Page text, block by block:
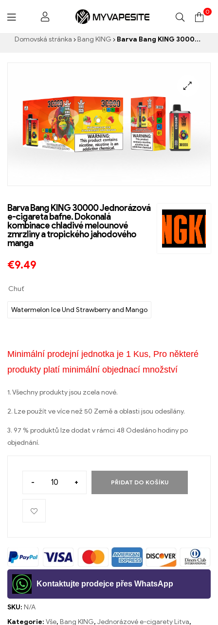
Myvapesite.de
0
Domovská stránka Bang KING Barva Bang KING 30000 Jednorázová e-cigareta bafne. Dokonalá kombinace chladivé melounové zmrzliny a tropického jahodového manga
Barva Bang KING 30000 Jednorázová
e-cigareta bafne. Dokonalá
kombinace chladivé melounové
zmrzliny a tropického jahodového
manga
€9.49
Chuť
Watermelon Ice Und Strawberry and Mango
Minimální prodejní jednotka je 1 Kus, Pro některé
produkty platí minimální objednací množství
1. Všechny produkty jsou zcela nové.
2. Lze použít ve více než 50 Země a oblasti jsou odesílány.
3. 97 % produktů lze dodat v rámci 48 Odesláno hodiny po
objednání.
- + PŘIDAT DO KOŠÍKU
Kontaktujte prodejce přes WhatsApp
SKU: N/A
Kategorie: Vše, Bang KING, Jednorázové e-cigarety Litva,